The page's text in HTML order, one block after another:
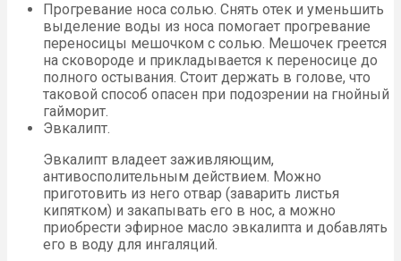
Прогревание носа солью. Снять отек и уменьшить
выделение воды из носа помогает прогревание
переносицы мешочком с солью. Мешочек греется
на сковороде и прикладывается к переносице до
полного остывания. Стоит держать в голове, что
таковой способ опасен при подозрении на гнойный
гайморит.
Эвкалипт.
Эвкалипт владеет заживляющим,
антивосполительным действием. Можно
приготовить из него отвар (заварить листья
кипятком) и закапывать его в нос, а можно
приобрести эфирное масло эвкалипта и добавлять
его в воду для ингаляций.